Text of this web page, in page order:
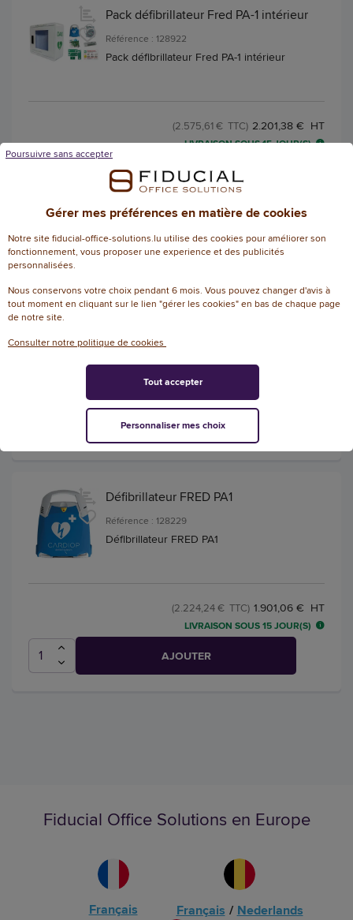
Pack défibrillateur Fred PA-1 intérieur
Référence : 128922
Pack défibrillateur Fred PA-1 intérieur
2.201,38 € HT
(2.575,61 € TTC)
LIVRAISON SOUS 15 JOUR(S)
AJOUTER
Support mural en métal pour DAE L
Référence : 130875
Support mural en métal pour DAE L 23x P
LIVRAISON SOUS 15 JOUR(S)
AJOUTER
Défibrillateur FRED PA1
Référence : 128229
Défibrillateur FRED PA1
1.901,06 € HT
(2.224,24 € TTC)
LIVRAISON SOUS 15 JOUR(S)
AJOUTER
Fiducial Office Solutions en Europe
Français Français / Nederlands
Gérer mes préférences en matière de cookies
Notre site fiducial-office-solutions.lu utilise des cookies pour améliorer son
fonctionnement, vous proposer une experience et des publicités
personnalisées.
Nous conservons votre choix pendant 6 mois. Vous pouvez changer d'avis à
tout moment en cliquant sur le lien "gérer les cookies" en bas de chaque page
de notre site.
Consulter notre politique de cookies
Poursuivre sans accepter
Personnaliser mes choix
Tout accepter